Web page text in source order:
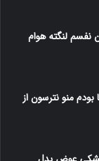
نفسم لنگته هوام
منو نترسون از